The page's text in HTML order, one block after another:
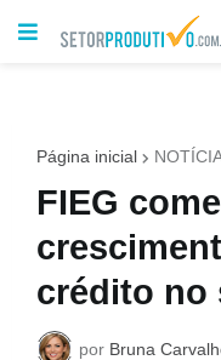
Página inicial
FIEG
crédito no
por Bruna